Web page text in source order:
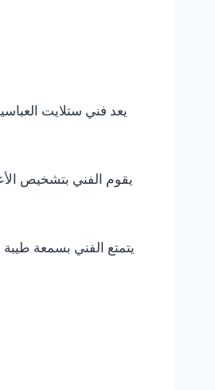
يعد فني ستلايت
يقوم الفني بتشخيص
يتمتع الفني بسمعة